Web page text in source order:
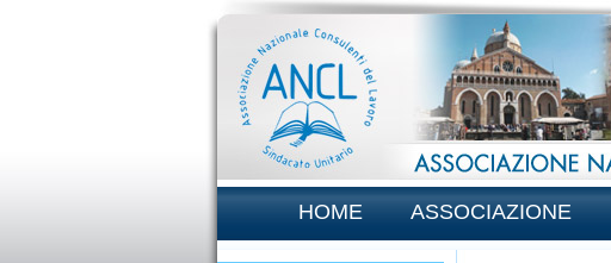
HOME ASSOCIAZIONE